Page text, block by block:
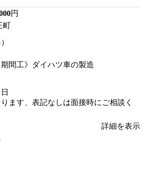
円
町
期間工》ダイハツ車の製造
ます、表記なしは面接時にご相談く
詳細を表示